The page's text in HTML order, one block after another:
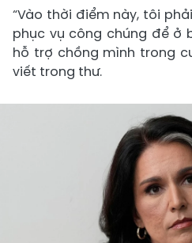
“Vào thời điểm này, tôi
phục vụ công chúng để ở
hỗ trợ chồng mình trong
viết trong thư.